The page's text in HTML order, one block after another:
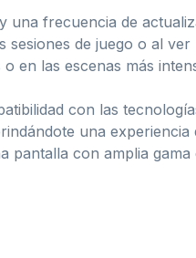
una frecuencia de
de juego o al
en las escenas más
con las
una
con amplia